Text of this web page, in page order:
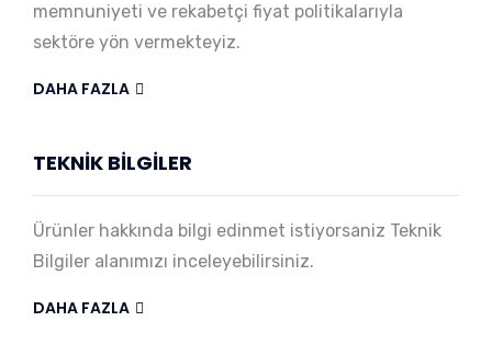
memnuniyeti ve rekabetçi fiyat politikalarıyla
sektöre yön vermekteyiz.
DAHA FAZLA
TEKNİK BİLGİLER
Ürünler hakkında bilgi edinmet istiyorsaniz Teknik
Bilgiler alanımızı inceleyebilirsiniz.
DAHA FAZLA